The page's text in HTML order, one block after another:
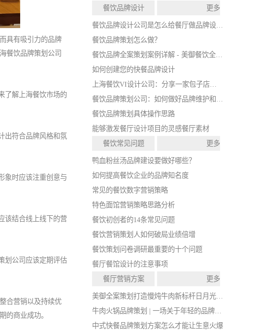
具有吸引力的品牌
餐饮品牌策划公司
了解上海餐饮市场的
出符合品牌风格和氛
象时应该注重创意与
该结合线上线下的营
划公司应该定期评估
合营销以及持续优
的商业成功。
餐饮品牌设计
更多
餐饮品牌设计公司是怎么给餐厅做品牌设计的
餐饮品牌策划怎么做？
餐饮品牌全案策划案例详解 - 美御餐饮全案策划
如何创建您的快餐品牌设计
上海餐饮VI设计公司：分享一家包子店的VI设计
餐饮品牌策划具体操作思路
能够激发餐厅设计项目的灵感餐厅素材
餐饮常见问题
更多
鸭血粉丝汤品牌建设要做好哪些？
如何提高餐饮企业的品牌知名度
常见的餐饮数字营销策略
特色面馆营销策略思路分析
餐饮初创者的14条常见问题
餐饮营销策划人如何破局业绩倍增
餐饮策划问卷调研最重要的十个问题
餐厅餐馆设计的注意事项
餐厅营销方案
更多
美御全案策划打造慢炖牛肉新标杆日月光中心店开业
牛肉火锅品牌策划 | 一场关于年轻的品牌战略实验
中式快餐品牌策划方案怎么才能让生意火爆